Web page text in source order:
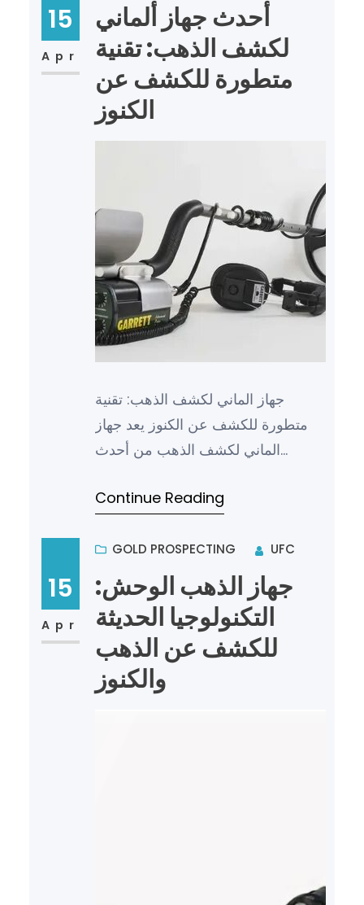
15
Apr
أحدث جهاز ألماني
لكشف الذهب: تقنية
متطورة للكشف عن
الكنوز
جهاز الماني لكشف الذهب: تقنية
متطورة للكشف عن الكنوز يعد جهاز
الماني لكشف الذهب من أحدث
Continue Reading
15
Apr
GOLD PROSPECTING UFC
جهاز الذهب الوحش:
التكنولوجيا الحديثة
للكشف عن الذهب
والكنوز